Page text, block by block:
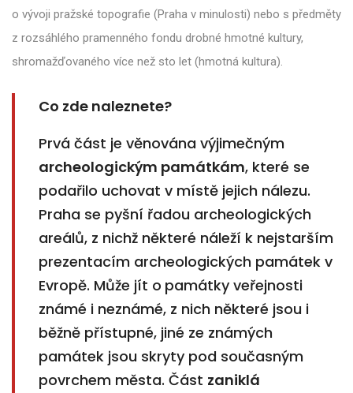
o vývoji pražské topografie (Praha v minulosti) nebo s předměty
z rozsáhlého pramenného fondu drobné hmotné kultury,
shromažďovaného více než sto let (hmotná kultura).
Co zde naleznete?
Prvá část je věnována výjimečným
archeologickým památkám, které se
podařilo uchovat v místě jejich nálezu.
Praha se pyšní řadou archeologických
areálů, z nichž některé náleží k nejstarším
prezentacím archeologických památek v
Evropě. Může jít o památky veřejnosti
známé i neznámé, z nich některé jsou i
běžně přístupné, jiné ze známých
památek jsou skryty pod současným
povrchem města. Část zaniklá